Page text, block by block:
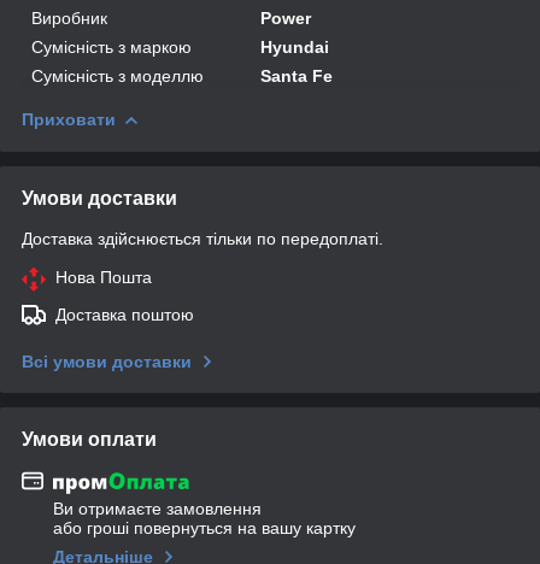
Виробник
Power
Сумісність з маркою
Hyundai
Сумісність з моделлю
Santa Fe
Приховати
Умови доставки
Доставка здійснюється тільки по передоплаті.
Нова Пошта
Доставка поштою
Всі умови доставки
Умови оплати
Ви отримаєте замовлення
або гроші повернуться на вашу картку
Детальніше